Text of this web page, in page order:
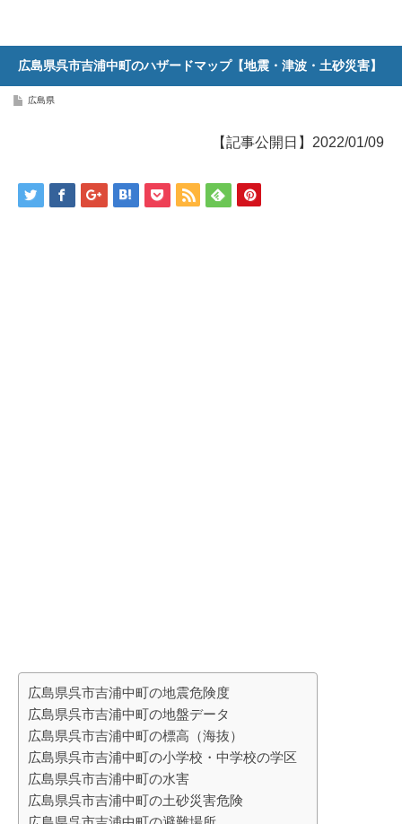
広島県呉市吉浦中町のハザードマップ【地震・津波・土砂災害】
広島県
【記事公開日】2022/01/09
広島県呉市吉浦中町の地震危険度
広島県呉市吉浦中町の地盤データ
広島県呉市吉浦中町の標高（海抜）
広島県呉市吉浦中町の小学校・中学校の学区
広島県呉市吉浦中町の水害
広島県呉市吉浦中町の土砂災害危険